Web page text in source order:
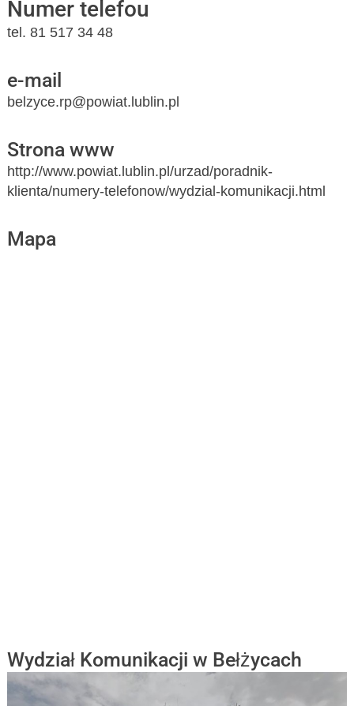
Numer telefou
tel. 81 517 34 48
e-mail
belzyce.rp@powiat.lublin.pl
Strona www
http://www.powiat.lublin.pl/urzad/poradnik-
klienta/numery-telefonow/wydzial-komunikacji.html
Mapa
Wydział Komunikacji w Bełżycach